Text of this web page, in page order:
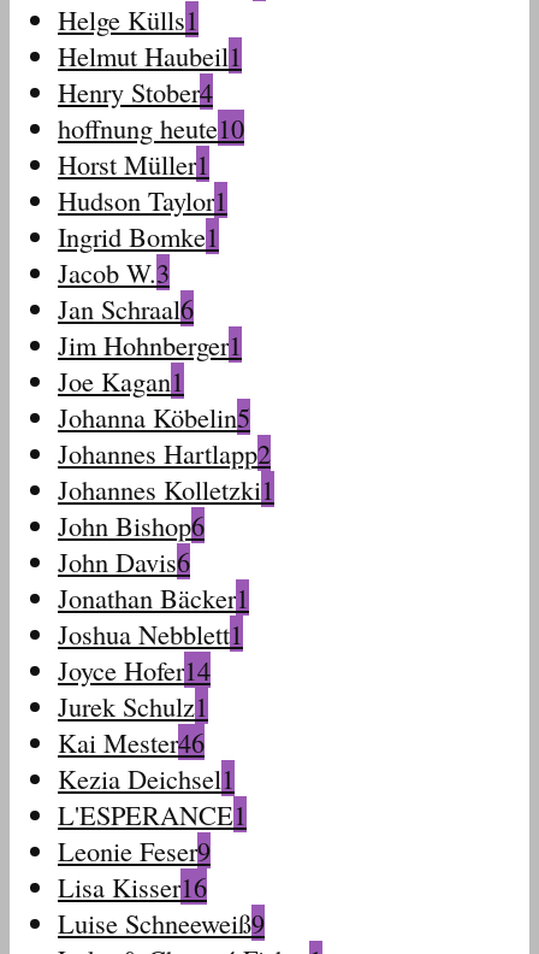
Helge Külls1
Helmut Haubeil1
Henry Stober4
hoffnung heute10
Horst Müller1
Hudson Taylor1
Ingrid Bomke1
Jacob W.3
Jan Schraal6
Jim Hohnberger1
Joe Kagan1
Johanna Köbelin5
Johannes Hartlapp2
Johannes Kolletzki1
John Bishop6
John Davis6
Jonathan Bäcker1
Joshua Nebblett1
Joyce Hofer14
Jurek Schulz1
Kai Mester46
Kezia Deichsel1
L'ESPERANCE1
Leonie Feser9
Lisa Kisser16
Luise Schneeweiß9